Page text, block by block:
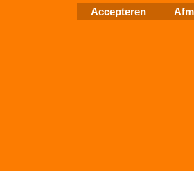
Accepteren